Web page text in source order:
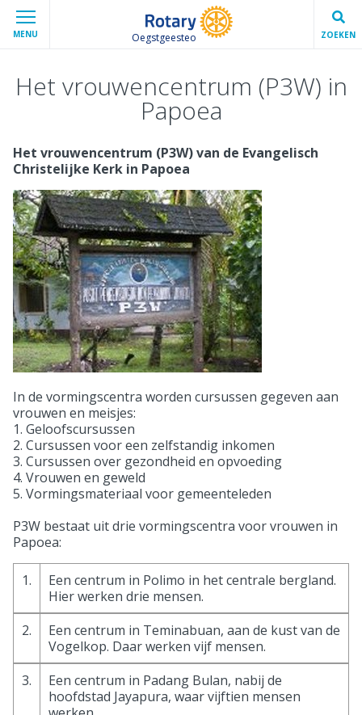
MENU Oegstgeesteo ZOEKEN
Het vrouwencentrum (P3W) in
Papoea
Het vrouwencentrum (P3W) van de Evangelisch
Christelijke Kerk in Papoea
In de vormingscentra worden cursussen gegeven aan
vrouwen en meisjes:
1. Geloofscursussen
2. Cursussen voor een zelfstandig inkomen
3. Cursussen over gezondheid en opvoeding
4. Vrouwen en geweld
5. Vormingsmateriaal voor gemeenteleden
P3W bestaat uit drie vormingscentra voor vrouwen in
Papoea:
1.
Een centrum in Polimo in het centrale bergland.
Hier werken drie mensen.
2.
Een centrum in Teminabuan, aan de kust van de
Vogelkop. Daar werken vijf mensen.
3.
Een centrum in Padang Bulan, nabij de
hoofdstad Jayapura, waar vijftien mensen